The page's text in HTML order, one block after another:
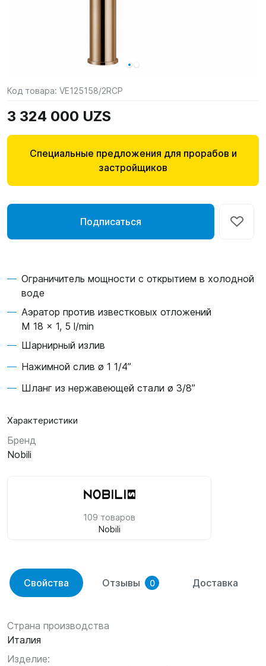
Код товара: VE125158/2RCP
3 324 000 UZS
Специальные предложения для прорабов и
застройщиков
Подписаться
Ограничитель мощности с открытием в холодной
воде
Аэратор против известковых отложений
M 18 x 1, 5 l/min
Шарнирный излив
Нажимной слив ø 1 1/4”
Шланг из нержавеющей стали ø 3/8”
Характеристики
Бренд
Nobili
109 товаров
Nobili
Свойства Отзывы 0 Доставка
Страна производства
Италия
Изделие: